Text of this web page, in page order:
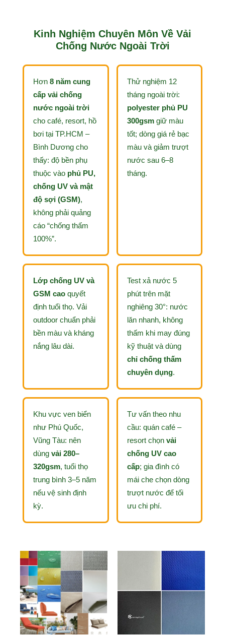
Kinh Nghiệm Chuyên Môn Về Vải
Chống Nước Ngoài Trời
Hơn 8 năm cung
cấp vải chống
nước ngoài trời
cho café, resort, hồ
bơi tại TP.HCM –
Bình Dương cho
thấy: độ bền phụ
thuộc vào phủ PU,
chống UV và mật
độ sợi (GSM),
không phải quảng
cáo “chống thấm
100%”.
Thử nghiệm 12
tháng ngoài trời:
polyester phủ PU
300gsmgiữ màu
tốt; dòng giá rẻ bạc
màu và giảm trượt
nước sau 6–8
tháng.
Lớp chống UV và
GSM cao quyết
định tuổi thọ. Vải
outdoor chuẩn phải
bền màu và kháng
nắng lâu dài.
Test xả nước 5
phút trên mặt
nghiêng 30°: nước
lăn nhanh, không
thấm khi may đúng
kỹ thuật và dùng
chỉ chống thấm
chuyên dụng.
Khu vực ven biển
như Phú Quốc,
Vũng Tàu: nên
dùng vải 280–
320gsm, tuổi thọ
trung bình 3–5 năm
nếu vệ sinh định
kỳ.
Tư vấn theo nhu
cầu: quán café –
resort chọn vải
chống UV cao
cấp; gia đình có
mái che chọn dòng
trượt nước để tối
ưu chi phí.